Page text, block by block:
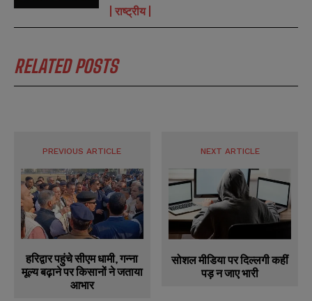
राष्ट्रीय
RELATED POSTS
PREVIOUS ARTICLE
हरिद्वार पहुंचे सीएम धामी, गन्ना
मूल्य बढ़ाने पर किसानों ने जताया
आभार
NEXT ARTICLE
सोशल मीडिया पर दिल्लगी कहीं
पड़ न जाए भारी